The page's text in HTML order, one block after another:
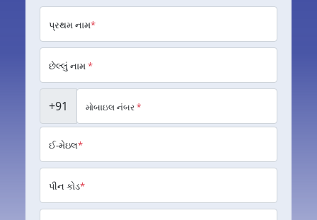
પ્રથમ નામ*
છેલ્લું નામ*
+91 મોબાઇલ નંબર*
ઈ-મેઇલ*
પીન કોડ*